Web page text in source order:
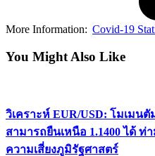
More Information: Covid-19
You Might Also Like
วิเคราะห์ EUR/USD: โมเมน
สามารถยืนเหนือ 1.1400 ได้ ท่
ความเสี่ยงภูมิรัฐศาสตร์